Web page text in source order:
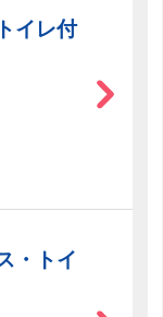
イレ付
・トイ